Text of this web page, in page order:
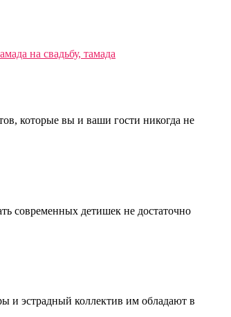
которые вы и ваши гости никогда не
современных детишек не достаточно
и эстрадный коллектив им обладают в